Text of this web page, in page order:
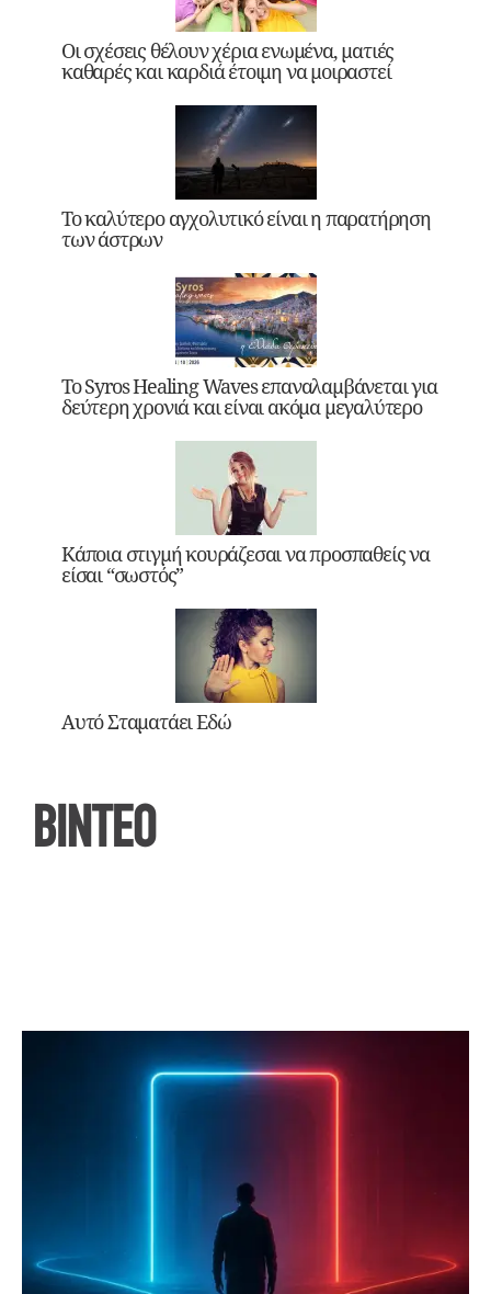
Οι σχέσεις θέλουν χέρια ενωμένα, ματιές
καθαρές και καρδιά έτοιμη να μοιραστεί
Το καλύτερο αγχολυτικό είναι η παρατήρηση
των άστρων
Το Syros Healing Waves επαναλαμβάνεται για
δεύτερη χρονιά και είναι ακόμα μεγαλύτερο
Κάποια στιγμή κουράζεσαι να προσπαθείς να
είσαι “σωστός”
Αυτό Σταματάει Εδώ
ΒΙΝΤΕΟ